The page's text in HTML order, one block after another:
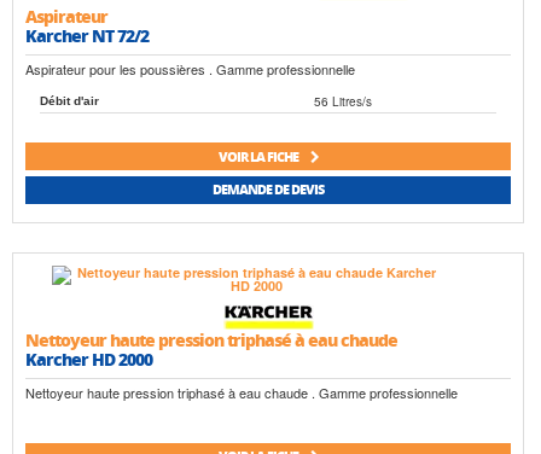
Aspirateur
Karcher NT 72/2
Aspirateur pour les poussières . Gamme professionnelle
Débit d'air 56 Litres/s
VOIR LA FICHE
DEMANDE DE DEVIS
Nettoyeur haute pression triphasé à eau chaude
Karcher HD 2000
Nettoyeur haute pression triphasé à eau chaude . Gamme professionnelle